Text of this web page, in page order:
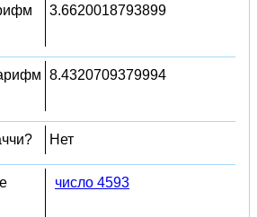
3.6620018793899
8.4320709379994
Нет
число 4593